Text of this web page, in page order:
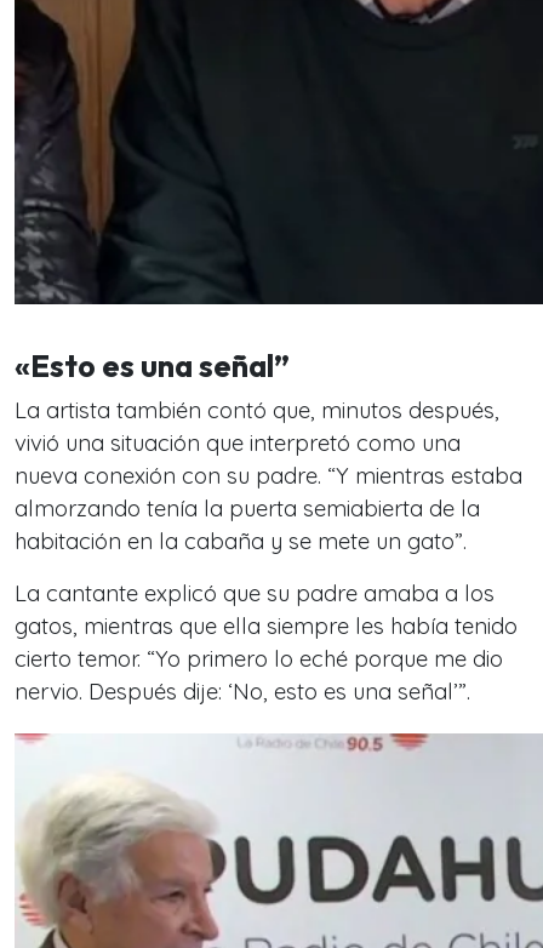
«Esto es una señal”
La artista también contó que, minutos después,
vivió una situación que interpretó como una
nueva conexión con su padre. “Y mientras estaba
almorzando tenía la puerta semiabierta de la
habitación en la cabaña y se mete un gato”.
La cantante explicó que su padre amaba a los
gatos, mientras que ella siempre les había tenido
cierto temor. “Yo primero lo eché porque me dio
nervio. Después dije: ‘No, esto es una señal’”.